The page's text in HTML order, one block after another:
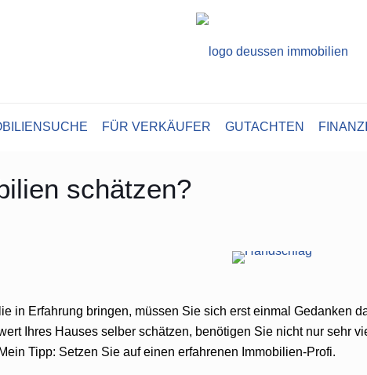
FÜR VERKÄUFER GUTACHTEN
schätzen?
in Erfahrung bringen, müssen Sie sich erst einmal Gedanken
Ihres Hauses selber schätzen, benötigen Sie nicht nur sehr
Tipp: Setzen Sie auf einen erfahrenen Immobilien-Profi.